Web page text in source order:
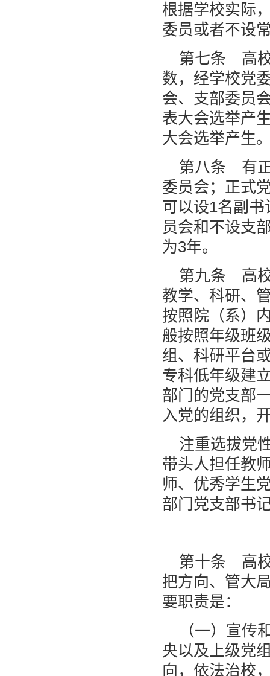
根据学校实际
委员或者不设
第七条 高校
数，经学校党
会、支部委员
表大会选举产
大会选举产生
第八条 有正
委员会；正式
可以设1名副
员会和不设支
为3年。
第九条 高校
教学、科研、
按照院（系）
般按照年级班
组、科研平台
专科低年级建
部门的党支部
入党的组织，
注重选拔党
带头人担任教
师、优秀学生
部门党支部书
第十条 高校
把方向、管大
要职责是：
（一）宣传
央以及上级党
向，依法治校